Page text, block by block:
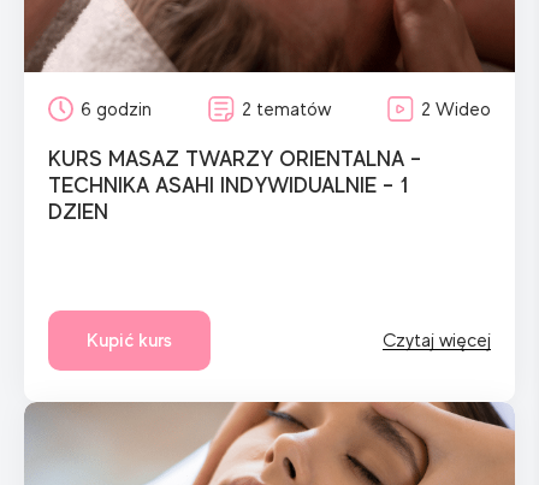
6 godzin 2 tematów 2 Wideo
KURS MASAZ TWARZY ORIENTALNA –
TECHNIKA ASAHI INDYWIDUALNIE – 1
DZIEN
Kupić kurs Czytaj więcej